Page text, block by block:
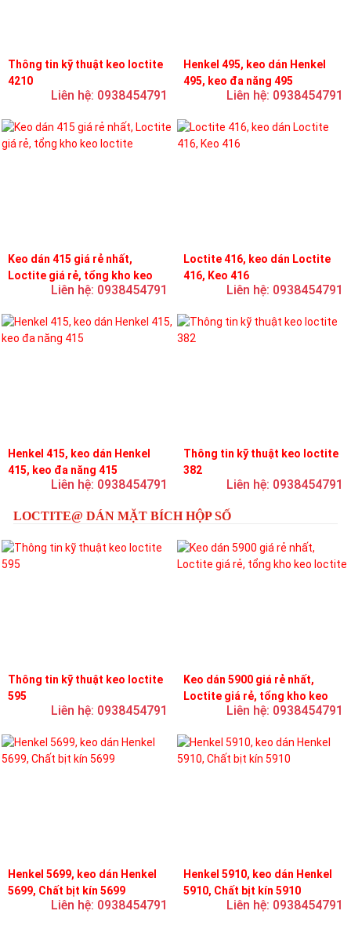
Thông tin kỹ thuật keo loctite
4210
Liên hệ: 0938454791
Henkel 495, keo dán Henkel
495, keo đa năng 495
Liên hệ: 0938454791
Keo dán 415 giá rẻ nhất,
Loctite giá rẻ, tổng kho keo
Liên hệ: 0938454791
Loctite 416, keo dán Loctite
416, Keo 416
Liên hệ: 0938454791
Henkel 415, keo dán Henkel
415, keo đa năng 415
Liên hệ: 0938454791
Thông tin kỹ thuật keo loctite
382
Liên hệ: 0938454791
LOCTITE@ DÁN MẶT BÍCH HỘP SỐ
Thông tin kỹ thuật keo loctite
595
Liên hệ: 0938454791
Keo dán 5900 giá rẻ nhất,
Loctite giá rẻ, tổng kho keo
Liên hệ: 0938454791
Henkel 5699, keo dán Henkel
5699, Chất bịt kín 5699
Liên hệ: 0938454791
Henkel 5910, keo dán Henkel
5910, Chất bịt kín 5910
Liên hệ: 0938454791